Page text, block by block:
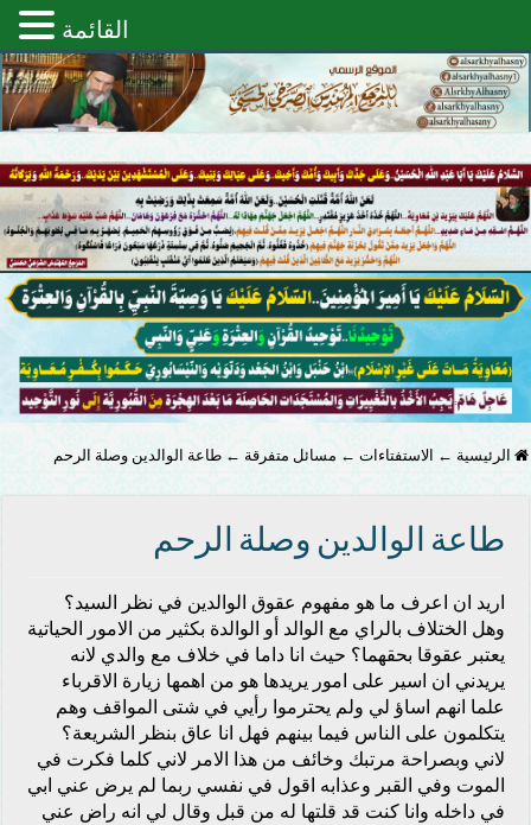
الرئيسية ← الاستفتاءات ← مسائل متفرقة ← طاعة الوالدين وصلة الرحم
طاعة الوالدين وصلة الرحم
اريد ان اعرف ما هو مفهوم عقوق الوالدين في نظر السيد؟
وهل الختلاف بالراي مع الوالد أو الوالدة بكثير من الامور الحياتية
يعتبر عقوقا بحقهما؟ حيث انا داما في خلاف مع والدي لانه
يريدني ان اسير على امور يريدها هو من اهمها زيارة الاقرباء
علما انهم اساؤ لي ولم يحترموا رأيي في شتى المواقف وهم
يتكلمون على الناس فيما بينهم فهل انا عاق بنظر الشريعة؟
لاني وبصراحة مرتبك وخائف من هذا الامر لاني كلما فكرت في
الموت وفي القبر وعذابه اقول في نفسي ربما لم يرض عني ابي
في داخله وانا كنت قد قلتها له من قبل وقال لي انه راض عني
القائمة